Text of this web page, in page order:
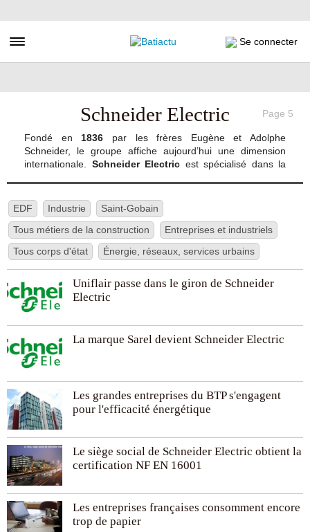
au
principal
Toggle navigation Se connecter
Page 5
Schneider Electric
Fondé en 1836 par les frères Eugène et Adolphe
Schneider, le groupe affiche aujourd’hui une dimension
internationale. Schneider Electric est spécialisé dans la
l’ensemble des solutions en lien avec ces pôles d’activités.
Dirigé depuis son siège social, à Rueil-Malmaison, le
groupe dispose de pôles de direction aux Etats-Unis
(Boston) et en Asie (Hong-Kong).
Afin d’assurer le développement des métiers en lien avec
ses activités et “permettre aux jeunes de renouer avec la
réussite scolaire jusqu’aux études supérieures”, l’
élèves y accèdent à des cours, des stages et des
rencontres avec des professionnels et peuvent atteindre
des niveaux Bac à Bac+3 (licence), notamment dans les
développement durable et de respect de l’environnement,
le groupe affiche un réel engagement. Dans ce cadre, il est
inscrit sur le registre Ethibel, dans
Sustainable Performance Indicesainsi que sur le Global
compact. Enfin, culture d’entreprise inclusive, promotion de
l’égalité hommes/femmes et innovation sont autant
d’éléments clairement représentatifs de ce groupe
international.
EDF Industrie
Saint-Gobain
Tous métiers de la construction
Entreprises et industriels
Tous corps d'état
Énergie, réseaux, services urbains
Uniflair passe dans le giron de Schneider
Electric
La marque Sarel devient Schneider Electric
Les grandes entreprises du BTP s'engagent
pour l'efficacité énergétique
Le siège social de Schneider Electric obtient la
certification NF EN 16001
Les entreprises françaises consomment encore
trop de papier